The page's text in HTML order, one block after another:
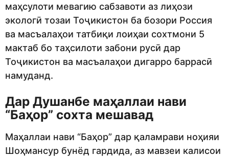
маҳсулоти мевагию сабзавоти аз лиҳози
экологӣ тозаи Тоҷикистон ба бозори Россия
ва масъалаҳои татбиқи лоиҳаи сохтмони 5
мактаб бо таҳсилоти забони русӣ дар
Тоҷикистон ва масъалаҳои дигарро баррасӣ
намуданд.
Дар Душанбе маҳаллаи нави
“Баҳор” сохта мешавад
Маҳаллаи нави “Баҳор” дар қаламрави ноҳияи
Шоҳмансур бунёд гардида, аз мавзеи калисои